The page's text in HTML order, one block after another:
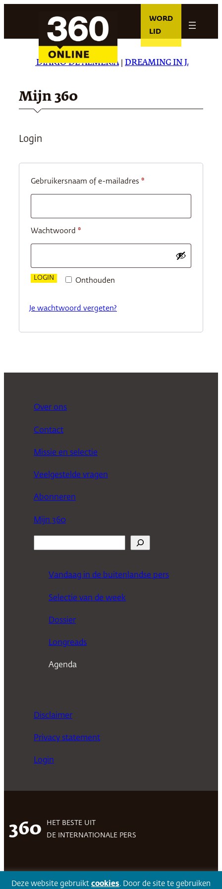
WORD
LID
EL DIARIO DE ALMERÍA| DREAMING IN JAPANESE
Mijn 360
Login
Gebruikersnaam of e-mailadres *Vereist
Wachtwoord *Vereist
Onthouden
LOGIN
Je wachtwoord vergeten?
Over ons
Contact
Missie en selectie
Veelgestelde vragen
Abonneren
Mijn 360
Vandaag in de buitenlandse pers
Selectie van de week
Dossier
Longreads
Agenda
Disclaimer
Privacy statement
Login
360
HET BESTE UIT
DE INTERNATIONALE PERS
Volg 360Facebook LinkedIn Twitter
Deze website gebruikt cookies. Door de site te gebruiken